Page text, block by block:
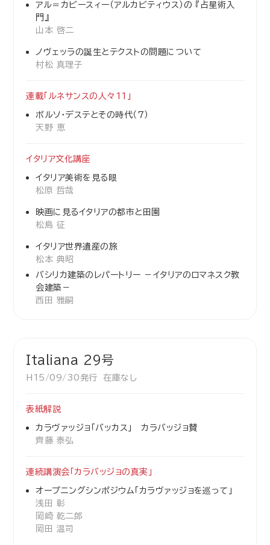
アル＝カビースィー（アルカビティウス）の 『占星術入
門』
山本 啓二
ノヴェッラの誕生とテクストの問題について
村松 真理子
連載「ルネサンスの人々11」
ボルソ・デステとその時代（７）
天野 恵
イタリア文化講座
イタリア美術を見る眼
松原 哲哉
映画に見るイタリアの都市と田園
松島 征
イタリア世界遺産の旅
松本 典昭
バシリカ建築のレパートリー －イタリアのロマネスク教
会建築－
西田 雅嗣
Italiana 29号
H15/09/30発行 在庫なし
表紙解説
カラヴァッジョ「バッカス」 カラバッジョ賛
齊藤 泰弘
連続講演会「カラバッジョの真実」
オープニングシンポジウム「カラヴァッジョを巡って」
浅田 彰
岡崎 乾二郎
岡田 温司